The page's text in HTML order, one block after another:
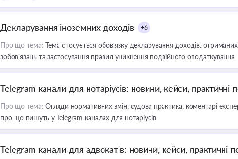
Декларування іноземних доходів +6
Про що тема: Тема стосується обов’язку декларування доходів,
зобов’язань та застосування правил уникнення подвійного оподаткування
Telegram канали для нотаріусів: новини, кейси, практичні
Про що тема: Огляди нормативних змін, судова практика, коментарі
про що пишуть у Telegram каналах для нотаріусів
Telegram канали для адвокатів: новини, кейси, практичні